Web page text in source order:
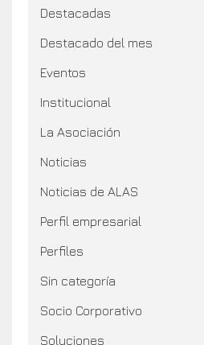
Destacadas
Destacado del mes
Eventos
Institucional
La Asociación
Noticias
Noticias de ALAS
Perfil empresarial
Perfiles
Sin categoría
Socio Corporativo
Soluciones